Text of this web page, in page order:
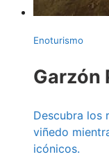
Enoturismo
Garzón
Descubra los
viñedo
icónicos.